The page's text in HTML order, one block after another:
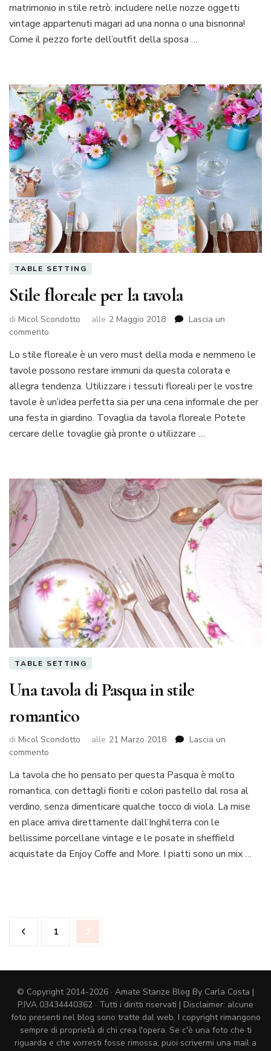
matrimonio
in
stile
matrimonio in stile retrò: includere nelle nozze oggetti
vintage appartenuti magari ad una nonna o una bisnonna!
Come il pezzo forte dell’outfit della sposa …
TABLE SETTING
Stile floreale per la tavola
di Micol Scondotto alle 2 Maggio 2018
Lascia un
commento
floreale
per
la
Lo stile floreale è un vero must della moda e nemmeno le
tavole possono restare immuni da questa colorata e
allegra tendenza. Utilizzare i tessuti floreali per le vostre
tavole è un’idea perfetta sia per una cena informale che per
una festa in giardino. Tovaglia da tavola floreale Potete
cercare delle tovaglie già pronte o utilizzare …
TABLE SETTING
Una tavola di Pasqua in stile
romantico
di Micol Scondotto alle 21 Marzo 2018
Lascia un
commento
tavola
di
Pasqua
stile
romantico
La tavola che ho pensato per questa Pasqua è molto
romantica, con dettagli fioriti e colori pastello dal rosa al
verdino, senza dimenticare qualche tocco di viola. La mise
en place arriva direttamente dall’Inghilterra con le
bellissime porcellane vintage e le posate in sheffield
acquistate da Enjoy Coffe and More. I piatti sono un mix …
Paginazione
degli
Pagina
1 Pagina
2
© Copyright 2014-2026 · Amate Stanze Blog By Carla Costa |
P.IVA 03434440362 · Tutti i diritti riservati | Disclaimer: alcune
foto presenti nel blog sono tratte dal web. I copyright rimangono
sempre di proprietà di chi crea l'opera. Se c'è una foto che ti
riguarda e che vorresti fosse rimossa, puoi scrivermi una mail a